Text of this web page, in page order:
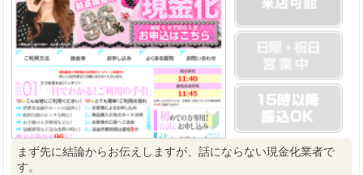
まず先に結論からお伝えしますが、話にならない現金化業者で
す。